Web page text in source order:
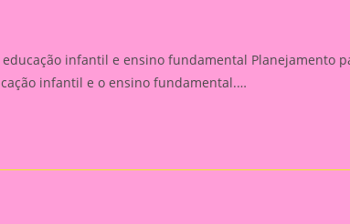
infantil e ensino fundamental Planejamento
infantil e o ensino fundamental.…